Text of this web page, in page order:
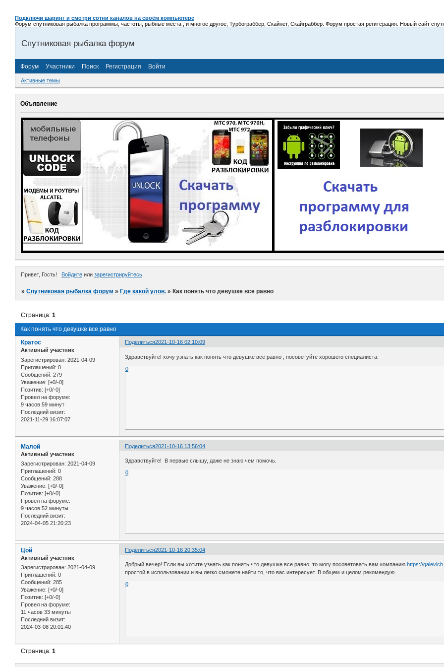
Подключи шаринг и смотри сотни каналов на своём компьютере
Форум спутниковая рыбалка программы, частоты, рыбные места , и многое другое, Турбограббер, Скайнет, Скайграббер. Форум простая регитсрация. Новый сайт
Спутниковая рыбалка форум
Форум Участники Поиск Регистрация Войти
Активные темы
Объявление
Привет, Гость! Войдитеили зарегистрируйтесь.
»Спутниковая рыбалка форум » Где какой улов. » Как понять что девушке все равно
Как понять что девушке все равно
Страница:1
Поделиться2021-10-16 02:10:09
Кратос
Активный участник
Зарегистрирован: 2021-04-09
Приглашений: 0
Сообщений: 279
Уважение: [+0/-0]
Позитив: [+0/-0]
Провел на форуме:
9 часов 59 минут
Последний визит:
2021-11-29 16:07:07
Здравствуйте! хочу узнать как понять что девушке все равно , посоветуйте хорошего специалиста.
0
Поделиться2021-10-16 13:56:04
Малой
Активный участник
Зарегистрирован: 2021-04-09
Приглашений: 0
Сообщений: 288
Уважение: [+0/-0]
Позитив: [+0/-0]
Провел на форуме:
9 часов 52 минуты
Последний визит:
2024-04-05 21:20:23
Здравствуйте! В первые слышу, даже не знаю чем помочь.
0
Поделиться2021-10-16 20:35:04
Цой
Активный участник
Зарегистрирован: 2021-04-09
Приглашений: 0
Сообщений: 285
Уважение: [+0/-0]
Позитив: [+0/-0]
Провел на форуме:
11 часов 33 минуты
Последний визит:
2024-03-08 20:01:40
Добрый вечер! Если вы хотите узнать как понять что девушке все равно, то могу посоветовать вам компанию https://
простой в использовании и вы легко сможете найти то, что вас интересует. В общем и целом рекомендую.
0
Страница:1